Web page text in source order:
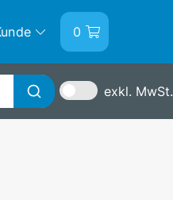
Anmelden
0
exkl. MwSt.